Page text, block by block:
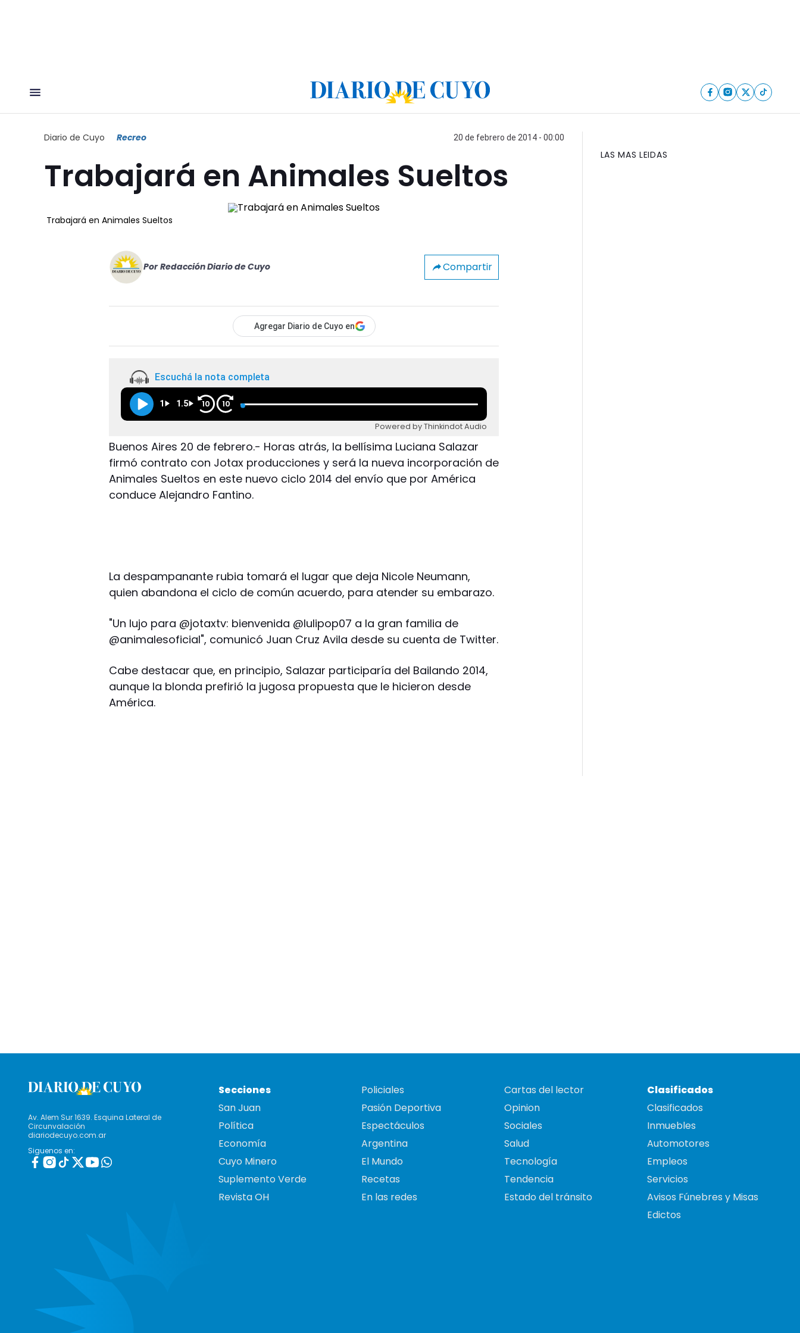
Diario de Cuyo Recreo 20 de febrero de 2014 - 00:00
Trabajará en Animales Sueltos
Trabajará en Animales Sueltos
Por Redacción Diario de Cuyo Compartir
Agregar Diario de Cuyo en
Escuchá la nota completa
1 1.5 10 10
Powered by Thinkindot Audio
Buenos Aires 20 de febrero.- Horas atrás, la bellísima Luciana Salazar
firmó contrato con Jotax producciones y será la nueva incorporación de
Animales Sueltos en este nuevo ciclo 2014 del envío que por América
conduce Alejandro Fantino.
La despampanante rubia tomará el lugar que deja Nicole Neumann,
quien abandona el ciclo de común acuerdo, para atender su embarazo.
"Un lujo para @jotaxtv: bienvenida @lulipop07 a la gran familia de
@animalesoficial", comunicó Juan Cruz Avila desde su cuenta de Twitter.
Cabe destacar que, en principio, Salazar participaría del Bailando 2014,
aunque la blonda prefirió la jugosa propuesta que le hicieron desde
América.
LAS MAS LEIDAS
Av. Alem Sur 1639. Esquina Lateral de
Circunvalación
diariodecuyo.com.ar
Siguenos en:
Secciones
San Juan
Política
Economía
Cuyo Minero
Suplemento Verde
Revista OH
Policiales
Pasión Deportiva
Espectáculos
Argentina
El Mundo
Recetas
En las redes
Cartas del lector
Opinion
Sociales
Salud
Tecnología
Tendencia
Estado del tránsito
Clasificados
Clasificados
Inmuebles
Automotores
Empleos
Servicios
Avisos Fúnebres y Misas
Edictos